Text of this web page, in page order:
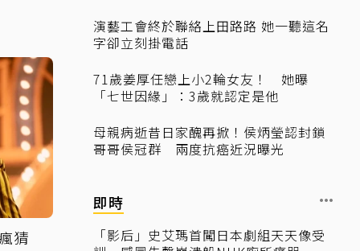
猜
演藝工會終於聯絡上田路路 她一聽這名
字卻立刻掛電話
71歲姜厚任戀上小2輪女友！ 她曝
「七世因緣」：3歲就認定是他
母親病逝昔日家醜再掀！侯炳瑩認封鎖
哥哥侯冠群 兩度抗癌近況曝光
即時
「影后」史艾瑪首闖日本劇組天天像受